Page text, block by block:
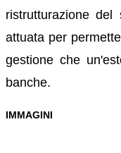
ristrutturazione del
attuata per
gestione che
banche.
IMMAGINI